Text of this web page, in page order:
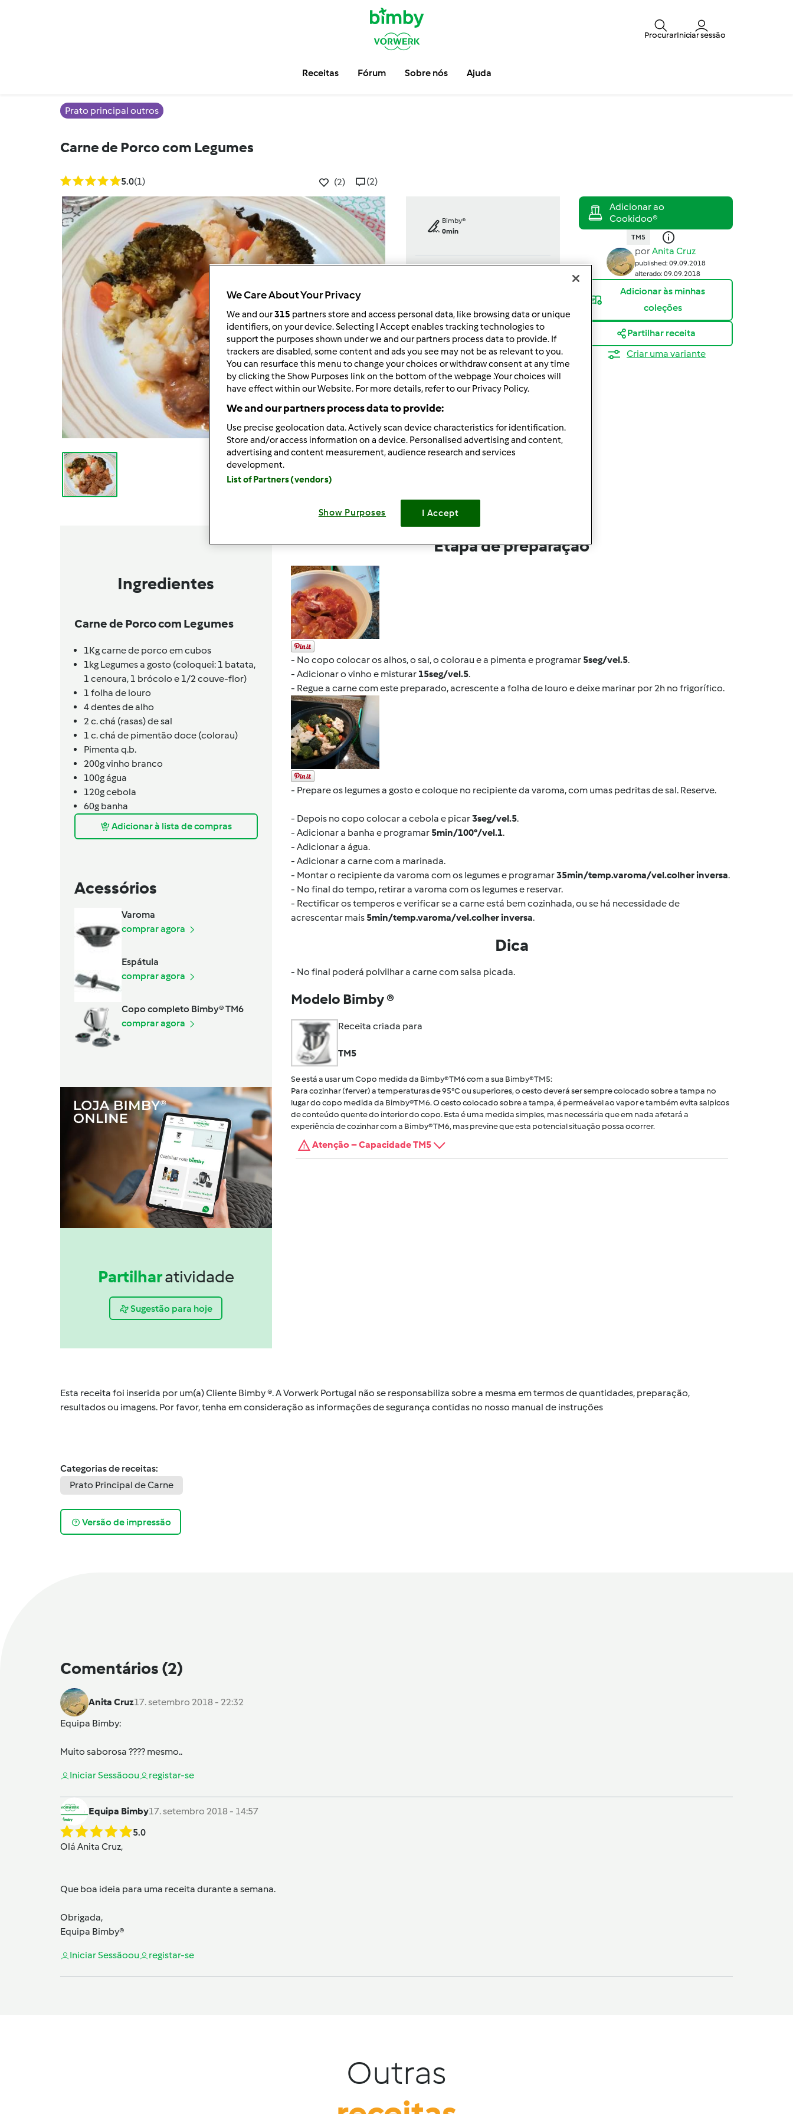
ProcurarIniciar sessão
Receitas Fórum Sobre nós Ajuda
Prato principal outros
Carne de Porco com Legumes
5.0(1) (2) (2)
Bimby®
0min
dose/s
4pessoa/s
Fácil
TM5
porAnita Cruz
published: 09.09.2018
alterado: 09.09.2018
Adicionar às minhas
coleções
Partilhar receita
Criar uma variante
Ingredientes
Carne de Porco com Legumes
1Kgcarne de porco em cubos
1kg Legumes a gosto (coloquei: 1 batata,
1 cenoura, 1 brócolo e 1/2 couve-flor)
1 folha de louro
4dentes de alho
2c. chá (rasas) de sal
1 c. chá de pimentão doce (colorau)
Pimenta q.b.
200gvinho branco
100gágua
120gcebola
60g banha
Adicionar à lista de compras
Acessórios
Varoma
comprar agora
Espátula
comprar agora
Copo completo Bimby® TM6
comprar agora
Partilharatividade
Sugestão para hoje
Etapa de preparação
- No copo colocar os alhos, o sal, o colorau e a pimenta e programar 5seg/vel.5.
- Adicionar o vinho e misturar 15seg/vel.5.
- Regue a carne com este preparado, acrescente a folha de louro e deixe marinar por 2h no frigorífico.
- Prepare os legumes a gosto e coloque no recipiente da varoma, com umas pedritas de sal. Reserve.
- Depois no copo colocar a cebola e picar3seg/vel.5.
- Adicionar a banha e programar 5min/100°/vel.1.
- Adicionar a água.
- Adicionar a carne com a marinada.
- Montar o recipiente da varoma com os legumes e programar35min/temp.varoma/vel.colher inversa.
- No final do tempo, retirar a varoma com os legumes e reservar.
- Rectificar os temperos e verificar se a carne está bem cozinhada, ou se há necessidade de
acrescentar mais 5min/temp.varoma/vel.colher inversa.
Dica
- No final poderá polvilhar a carne com salsa picada.
Modelo Bimby ®
Receita criada para
TM5
Se está a usar um Copo medida da Bimby® TM6 com a sua Bimby® TM5:
Para cozinhar (ferver) a temperaturas de 95°C ou superiores, o cesto deverá ser sempre colocado sobre a tampa no
lugar do copo medida da Bimby®TM6. O cesto colocado sobre a tampa, é permeável ao vapor e também evita salpicos
de conteúdo quente do interior do copo. Esta é uma medida simples, mas necessária que em nada afetará a
experiência de cozinhar com a Bimby® TM6, mas previne que esta potencial situação possa ocorrer.
Atenção – Capacidade TM5
Esta receita foi inserida por um(a) Cliente Bimby ®. A Vorwerk Portugal não se responsabiliza sobre a mesma em termos de quantidades, preparação,
resultados ou imagens. Por favor, tenha em consideração as informações de segurança contidas no nosso manual de instruções
Categorias de receitas:
Prato Principal de Carne
Versão de impressão
Comentários (2)
Anita Cruz17. setembro 2018 - 22:32
Equipa Bimby:
Muito saborosa ???? mesmo..
Iniciar Sessãoou registar-se
Equipa Bimby17. setembro 2018 - 14:57
5.0
Olá Anita Cruz,
Que boa ideia para uma receita durante a semana.
Obrigada,
Equipa Bimby®
Iniciar Sessãoou registar-se
Outras
We Care About Your Privacy
We and our315 partners store and access personal data, like browsing data or unique
identifiers, on your device. Selecting I Accept enables tracking technologies to
support the purposes shown under we and our partners process data to provide. If
trackers are disabled, some content and ads you see may not be as relevant to you.
You can resurface this menu to change your choices or withdraw consent at any time
by clicking the Show Purposes link on the bottom of the webpage .Your choices will
have effect within our Website. For more details, refer to our Privacy Policy.
We and our partners process data to provide:
Use precise geolocation data. Actively scan device characteristics for identification.
Store and/or access information on a device. Personalised advertising and content,
advertising and content measurement, audience research and services
development.
List of Partners (vendors)
Show Purposes I Accept